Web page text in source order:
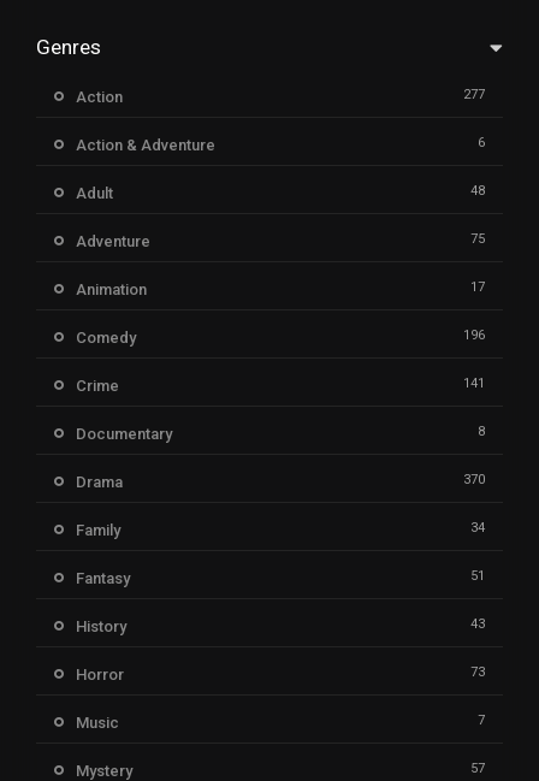
Genres
Action 277
Action & Adventure 6
Adult 48
Adventure 75
Animation 17
Comedy 196
Crime 141
Documentary 8
Drama 370
Family 34
Fantasy 51
History 43
Horror 73
Music 7
Mystery 57